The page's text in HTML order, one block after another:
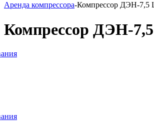
Аренда компрессора-Компрессор ДЭН-
Компрессор ДЭН-